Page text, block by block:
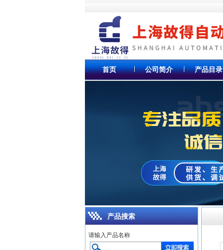
首页 公司简介 产品目录
产品搜索
请输入产品名称